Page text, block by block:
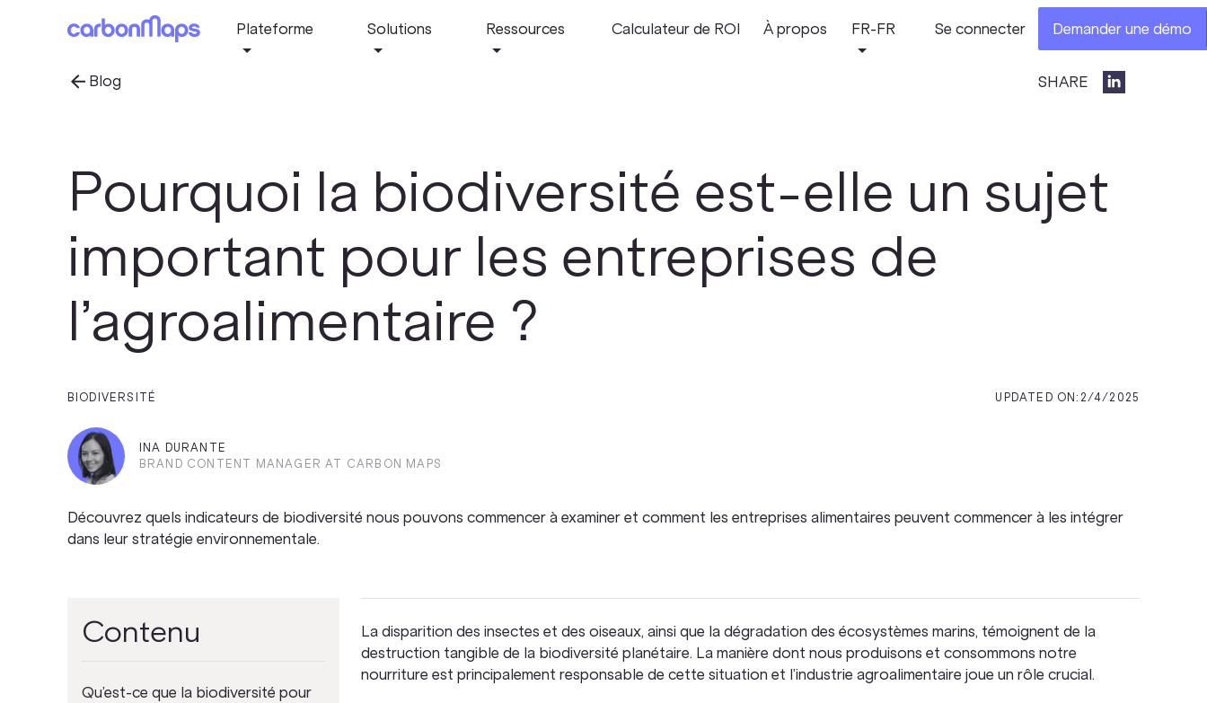
Plateforme Solutions Ressources Calculateur de ROI À propos FR-FR Se connecter Demander une démo
Blog SHARE
Contenu
Qu’est-ce que la biodiversité pour
Pourquoi la biodiversité est-elle un sujet
important pour les entreprises de
l’agroalimentaire ?
BIODIVERSITÉ UPDATED ON: 2/4/2025
INA DURANTE
BRAND CONTENT MANAGER AT CARBON MAPS
Découvrez quels indicateurs de biodiversité nous pouvons commencer à examiner et comment les entreprises alimentaires peuvent commencer à les intégrer
dans leur stratégie environnementale.
La disparition des insectes et des oiseaux, ainsi que la dégradation des écosystèmes marins, témoignent de la
destruction tangible de la biodiversité planétaire. La manière dont nous produisons et consommons notre
nourriture est principalement responsable de cette situation et l’industrie agroalimentaire joue un rôle crucial.